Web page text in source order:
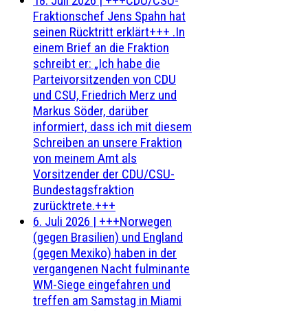
Fraktionschef Jens Spahn hat
seinen Rücktritt erklärt+++ .In
einem Brief an die Fraktion
schreibt er: „Ich habe die
Parteivorsitzenden von CDU
und CSU, Friedrich Merz und
Markus Söder, darüber
informiert, dass ich mit diesem
Schreiben an unsere Fraktion
von meinem Amt als
Vorsitzender der CDU/CSU-
Bundestagsfraktion
zurücktrete.+++
6. Juli 2026 | +++Norwegen
(gegen Brasilien) und England
(gegen Mexiko) haben in der
vergangenen Nacht fulminante
WM-Siege eingefahren und
treffen am Samstag in Miami